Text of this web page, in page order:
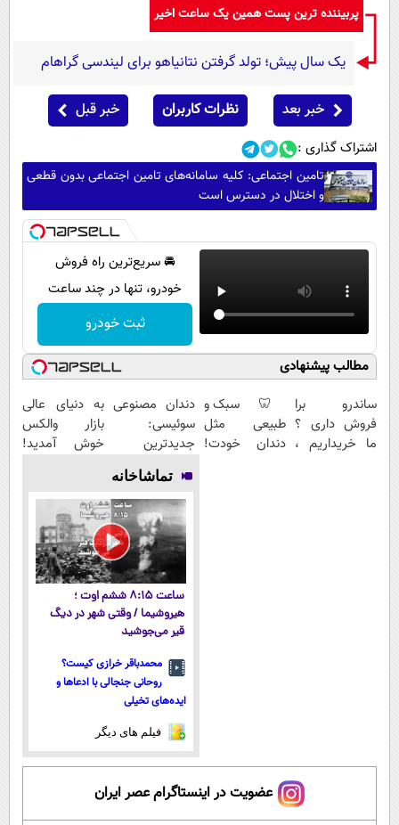
پربیننده ترین پست همین یک ساعت اخیر
یک سال پیش؛ تولد گرفتن نتانیاهو برای لیندسی گراهام
خبر بعد نظرات کاربران خبر قبل
اشتراک گذاری :
تامین اجتماعی: کلیه سامانه‌های تامین اجتماعی بدون قطعی
و اختلال در دسترس است
🚘 سریع‌ترین راه فروش
خودرو، تنها در چند ساعت
ثبت خودرو
مطالب پیشنهادی
ساندرو برا
فروش داری ؟
ما خریداریم ،
🦷 سبک و
طبیعی مثل
دندان خودت!
دندان مصنوعی
سوئیسی:
جدیدترین
فناوری اروپا،
سبک و مقاوم |
پرداخت قسطی
به دنیای عالی
بازار والکس
خوش آمدید!
تماشاخانه
ساعت ۸:۱۵ ششم اوت ؛
هیروشیما / وقتی شهر در دیگ
قیر می‌جوشید
محمدباقر خرازی کیست؟
روحانی جنجالی با ادعاها و
ایده‌های تخیلی
فیلم های دیگر
عضویت در اینستاگرام عصر ایران